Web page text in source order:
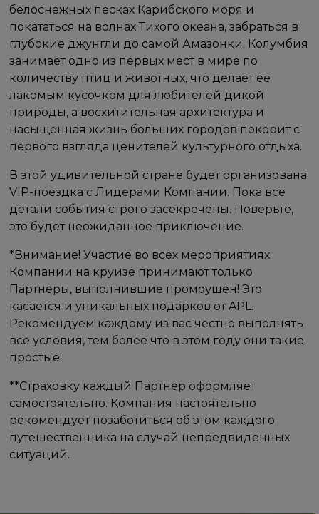
белоснежных песках Карибского моря и
покататься на волнах Тихого океана, забраться в
глубокие джунгли до самой Амазонки. Колумбия
занимает одно из первых мест в мире по
количеству птиц и животных, что делает ее
лакомым кусочком для любителей дикой
природы, а восхитительная архитектура и
насыщенная жизнь больших городов покорит с
первого взгляда ценителей культурного отдыха.
В этой удивительной стране будет организована
VIP-поездка с Лидерами Компании. Пока все
детали события строго засекречены. Поверьте,
это будет неожиданное приключение.
*Внимание! Участие во всех мероприятиях
Компании на круизе принимают только
Партнеры, выполнившие промоушен! Это
касается и уникальных подарков от APL.
Рекомендуем каждому из вас честно выполнять
все условия, тем более что в этом году они такие
простые!
**Страховку каждый Партнер оформляет
самостоятельно. Компания настоятельно
рекомендует позаботиться об этом каждого
путешественника на случай непредвиденных
ситуаций.